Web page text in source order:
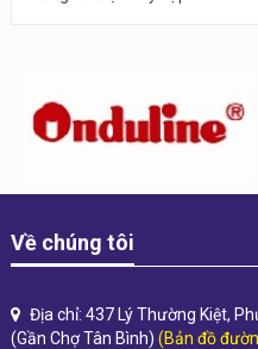
Về chúng tôi
Địa chỉ: 437 Lý Thường Kiệt,
(Gần Chợ Tân Bình) (Bản đồ